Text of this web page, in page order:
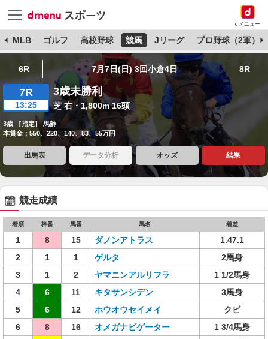
dメニュー
MLB ゴルフ 高校野球 競馬 Jリーグ プロ野球（2軍）
6R 7月7日(日) 3回小倉4日 8R
7R
13:25
3歳未勝利
芝 右・1,800m 16頭
3歳 ［指定］ 馬齢
本賞金：550、220、140、83、55万円
出馬表 データ分析 オッズ 結果
競走成績
着順 枠番 馬番 馬名 着差
1 8 15 ダノンアトラス
1.47.1
2
1 1 ゲルタ
2馬身
3
1 2 ヤマニンアルリフラ
1 1/2馬身
4
6 11 キタサンシデン
3馬身
5
6 12 ホウオウセイメイ
クビ
6
8 16 オメガナビゲーター
1 3/4馬身